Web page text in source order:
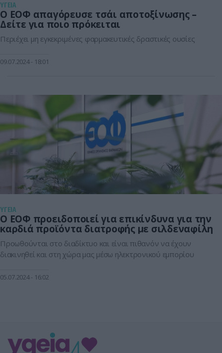
ΥΓΕΙΑ
Ο ΕΟΦ απαγόρευσε τσάι αποτοξίνωσης –
Δείτε για ποιο πρόκειται
Περιέχει μη εγκεκριμένες φαρμακευτικές δραστικές ουσίες
09.07.2024 18:01
ΥΓΕΙΑ
Ο ΕΟΦ προειδοποιεί για επικίνδυνα για την
καρδιά προϊόντα διατροφής με σιλδεναφίλη
Προωθούνται στο διαδίκτυο και είναι πιθανόν να έχουν
διακινηθεί και στη χώρα μας μέσω ηλεκτρονικού εμπορίου
05.07.2024 16:02